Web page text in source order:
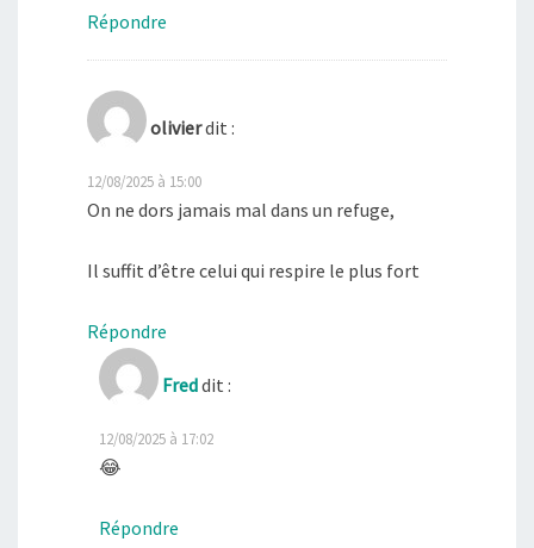
Répondre
olivierdit :
12/08/2025 à 15:00
On ne dors jamais mal dans un refuge,
Il suffit d’être celui qui respire le plus fort
Répondre
Freddit :
12/08/2025 à 17:02
😂
Répondre